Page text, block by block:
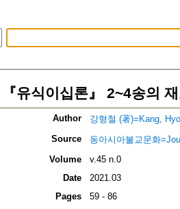
『유식이십론』 2~4송의
Author
강형철 (著)=Kang,
Source
동아시아불교문화
Volume
v.45 n.0
Date
2021.03
Pages
59 - 86